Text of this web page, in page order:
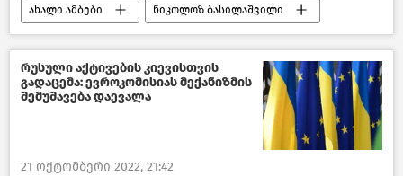
ახალი ამბები ნიკოლოზ ბასილაშვილი
საქართველო
რუსული აქტივების კიევისთვის
გადაცემა: ევროკომისიას მექანიზმის
შემუშავება დაევალა
21 ოქტომბერი 2022, 21:42